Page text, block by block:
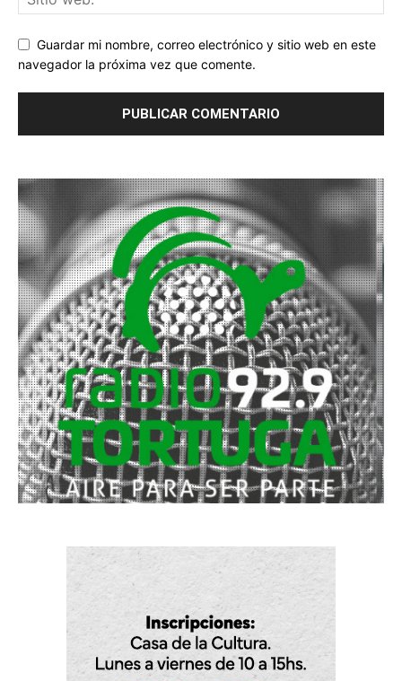
Guardar mi nombre, correo electrónico y sitio web en este
navegador la próxima vez que comente.